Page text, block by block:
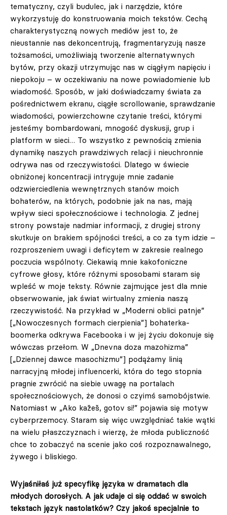
tematyczny, czyli budulec, jak i narzędzie, które
wykorzystuję do konstruowania moich tekstów. Cechą
charakterystyczną nowych mediów jest to, że
nieustannie nas dekoncentrują, fragmentaryzują nasze
tożsamości, umożliwiają tworzenie alternatywnych
bytów, przy okazji utrzymując nas w ciągłym napięciu i
niepokoju – w oczekiwaniu na nowe powiadomienie lub
wiadomość. Sposób, w jaki doświadczamy świata za
pośrednictwem ekranu, ciągłe scrollowanie, sprawdzanie
wiadomości, powierzchowne czytanie treści, którymi
jesteśmy bombardowani, mnogość dyskusji, grup i
platform w sieci… To wszystko z pewnością zmienia
dynamikę naszych prawdziwych relacji i nieuchronnie
odrywa nas od rzeczywistości. Dlatego w świecie
obniżonej koncentracji intryguje mnie zadanie
odzwierciedlenia wewnętrznych stanów moich
bohaterów, na których, podobnie jak na nas, mają
wpływ sieci społecznościowe i technologia. Z jednej
strony powstaje nadmiar informacji, z drugiej strony
skutkuje on brakiem spójności treści, a co za tym idzie –
rozproszeniem uwagi i deficytem w zakresie realnego
poczucia wspólnoty. Ciekawią mnie kakofoniczne
cyfrowe głosy, które różnymi sposobami staram się
wpleść w moje teksty. Równie zajmujące jest dla mnie
obserwowanie, jak świat wirtualny zmienia naszą
rzeczywistość. Na przykład w „Moderni oblici patnje”
[„Nowoczesnych formach cierpienia”] bohaterka-
boomerka odkrywa Facebooka i w jej życiu dokonuje się
wówczas przełom. W „Dnevna doza mazohizma”
[„Dziennej dawce masochizmu”] podążamy linią
narracyjną młodej influencerki, która do tego stopnia
pragnie zwrócić na siebie uwagę na portalach
społecznościowych, że donosi o czyimś samobójstwie.
Natomiast w „Ako kažeš, gotov si!” pojawia się motyw
cyberprzemocy. Staram się więc uwzględniać takie wątki
na wielu płaszczyznach i wierzę, że młoda publiczność
chce to zobaczyć na scenie jako coś rozpoznawalnego,
żywego i bliskiego.
Wyjaśniłaś już specyfikę języka w dramatach dla
młodych dorosłych. A jak udaje ci się oddać w swoich
tekstach język nastolatków? Czy jakoś specjalnie to